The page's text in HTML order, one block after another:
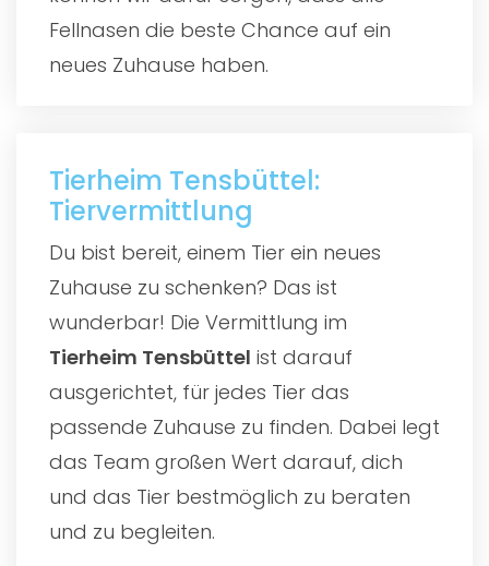
Fellnasen die beste Chance auf ein
neues Zuhause haben.
Tierheim Tensbüttel:
Tiervermittlung
Du bist bereit, einem Tier ein neues
Zuhause zu schenken? Das ist
wunderbar! Die Vermittlung im
Tierheim Tensbüttel ist darauf
ausgerichtet, für jedes Tier das
passende Zuhause zu finden. Dabei legt
das Team großen Wert darauf, dich
und das Tier bestmöglich zu beraten
und zu begleiten.